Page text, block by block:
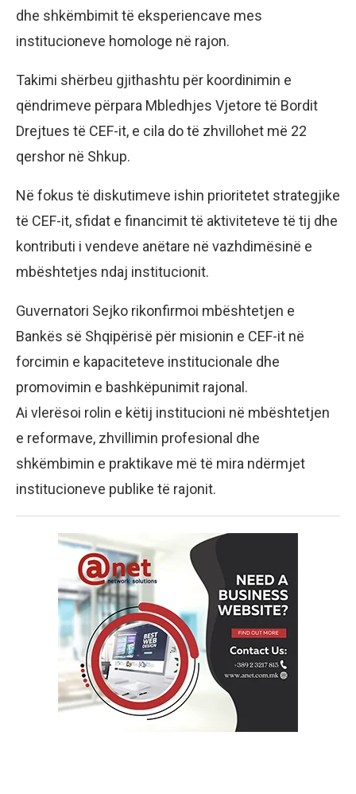
dhe shkëmbimit të eksperiencave mes
institucioneve homologe në rajon.
Takimi shërbeu gjithashtu për koordinimin e
qëndrimeve përpara Mbledhjes Vjetore të Bordit
Drejtues të CEF-it, e cila do të zhvillohet më 22
qershor në Shkup.
Në fokus të diskutimeve ishin prioritetet strategjike
të CEF-it, sfidat e financimit të aktiviteteve të tij dhe
kontributi i vendeve anëtare në vazhdimësinë e
mbështetjes ndaj institucionit.
Guvernatori Sejko rikonfirmoi mbështetjen e
Bankës së Shqipërisë për misionin e CEF-it në
forcimin e kapaciteteve institucionale dhe
promovimin e bashkëpunimit rajonal.
Ai vlerësoi rolin e këtij institucioni në mbështetjen
e reformave, zhvillimin profesional dhe
shkëmbimin e praktikave më të mira ndërmjet
institucioneve publike të rajonit.